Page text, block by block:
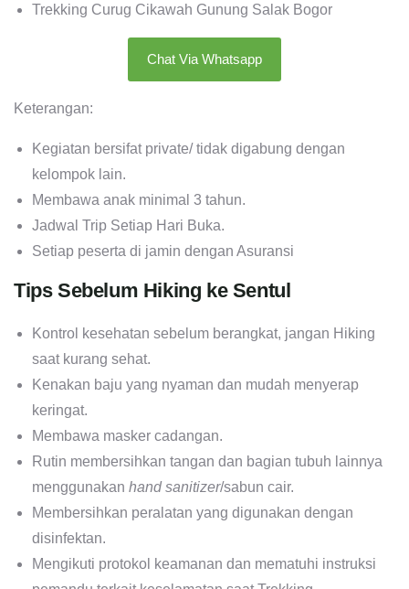
Trekking Curug Cikawah Gunung Salak Bogor
Chat Via Whatsapp
Keterangan:
Kegiatan bersifat private/ tidak digabung dengan
kelompok lain.
Membawa anak minimal 3 tahun.
Jadwal Trip Setiap Hari Buka.
Setiap peserta di jamin dengan Asuransi
Tips Sebelum Hiking ke Sentul
Kontrol kesehatan sebelum berangkat, jangan Hiking
saat kurang sehat.
Kenakan baju yang nyaman dan mudah menyerap
keringat.
Membawa masker cadangan.
Rutin membersihkan tangan dan bagian tubuh lainnya
menggunakan hand sanitizer/sabun cair.
Membersihkan peralatan yang digunakan dengan
disinfektan.
Mengikuti protokol keamanan dan mematuhi instruksi